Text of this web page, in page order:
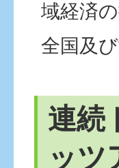
域経済
全国及
連続
ッツ